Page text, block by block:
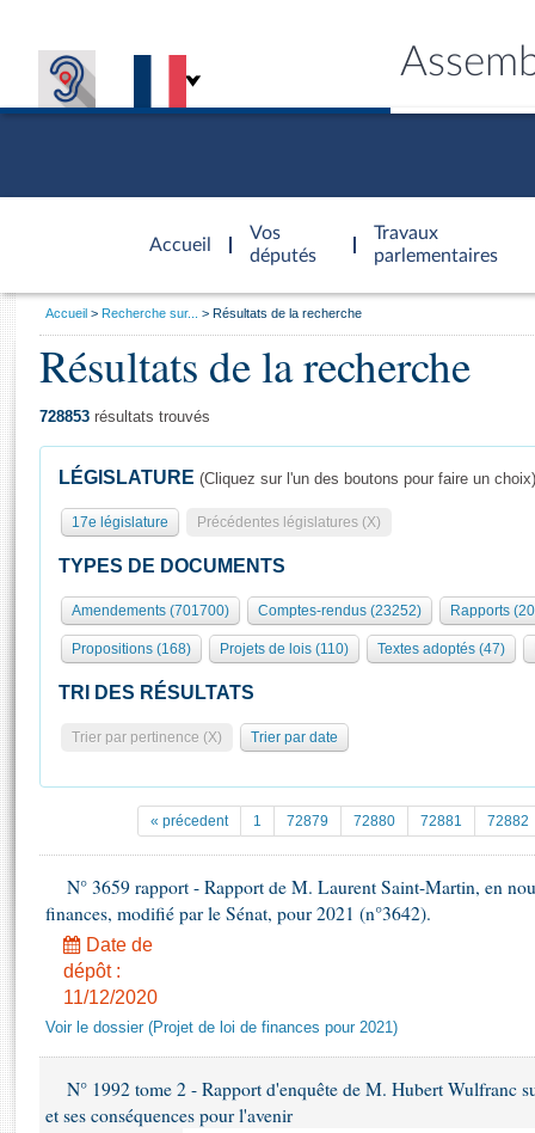
Accueil
d'accueil
Vos
députés
Travaux
parlementaires
Présidence
577 députés
Groupes politiques
Séance publique
Commissions et autres organes
Europe et International
Pétitions
Projets de loi
Propositions de loi
Amendements
Textes adoptés
Général
Rôle et pouvoirs de l'Assemblée
Organisation de l'Assemblée
Présidence Conférence des Présidents Bureau Collège des
Statistiques et chiffres clés
Documents de référence
( Constitution | Règlement de l'Assemblée ... )
Histoire
Juniors
Anciennes législatures
Liens vers les sites publics
Visiter l'Assemblée
Visite virtuelle du palais Bourbon
Assister à une séance
La Bibliothèque
Contacts et plan d'accès
Photos libres de droit
Vous
Accueil Recherche sur... Résultats de la recherche
Résultats de la recherche
728853 résultats trouvés
LÉGISLATURE (Cliquez sur l'un des boutons pour faire un choix)
17e législature Précédentes législatures (X)
TYPES DE DOCUMENTS
Amendements (701700) Comptes-rendus (23252) Rapports
Propositions (168) Projets de lois (110) Textes adoptés (47)
TRI DES RÉSULTATS
Trier par pertinence (X) Trier par date
« précedent 1 72879 72880 72881 72882
N° 3659 rapport - Rapport de M. Laurent Saint-Martin, en
finances, modifié par le Sénat, pour 2021 (n°3642).
Date de
dépôt :
11/12/2020
Voir le dossier (Projet de loi de finances pour 2021)
N° 1992 tome 2 - Rapport d'enquête de M. Hubert Wulfranc
et ses conséquences pour l'avenir